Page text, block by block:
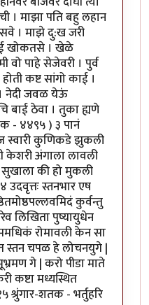
। माझा पति बहु लहान
। माझे दु:ख जरी
खोकतसे । खेळे
वो पाहे सेजेवरी । पुर्व
कष्ट सांगो काई ।
नेदी जवळ येऊं
बाई ठेवा । तुका ह्यणे
- ४४९५ ) ३ पानं
स्वारी कुणिकडे झुकली
केशरी अंगाला लावली
की हो मुकली
स्तनभार एष
कुर्वन्तु
लिखिता पुष्यायुधेन
रोमावली केन सा
स्तन चपळ हे लोचनयुगे |
गे | करो पीडा माते
कष्टा मध्यस्थित
श्रुंगार-शतक - भर्तुहरि